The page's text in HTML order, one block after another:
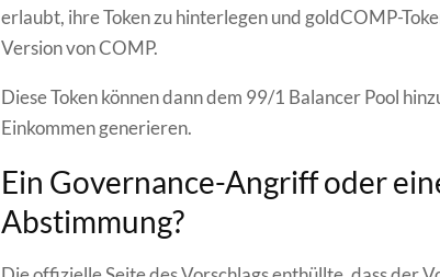
erlaubt, ihre Token zu hinterlegen und goldCOMP-
Version von COMP.
Diese Token können dann dem 99/1 Balancer Pool
Einkommen generieren.
Ein Governance-Angriff oder
Abstimmung?